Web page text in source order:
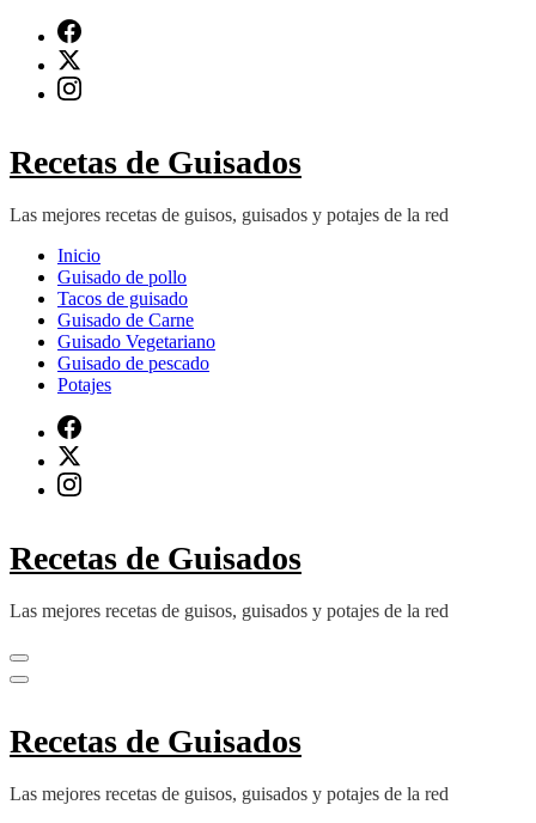
contenido
(presiona
Recetas de Guisados
Las mejores recetas de guisos, guisados y potajes de la red
Inicio
Guisado de pollo
Tacos de guisado
Guisado de Carne
Guisado Vegetariano
Guisado de pescado
Potajes
Recetas de Guisados
Las mejores recetas de guisos, guisados y potajes de la red
Recetas de Guisados
Las mejores recetas de guisos, guisados y potajes de la red